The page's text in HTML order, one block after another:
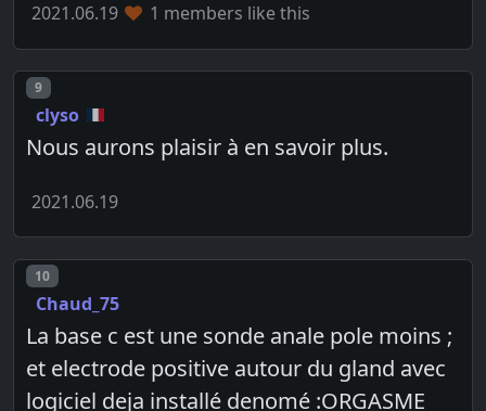
2021.06.19 1 members like this
Post number
9
clyso
Nous aurons plaisir à en savoir plus.
2021.06.19
Post number
10
Chaud_75
La base c est une sonde anale pole moins ;
et electrode positive autour du gland avec
logiciel deja installé denomé :ORGASME